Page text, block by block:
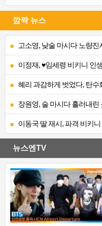
깜짝 뉴스
고소영, 낮술 마시다 노량진
이정재, ♥임세령 비키니 인
혜리 과감하게 벗었다, 탄수
장원영, 술 마시다 흘러내
이동국 딸 재시, 파격 비키
뉴스엔TV